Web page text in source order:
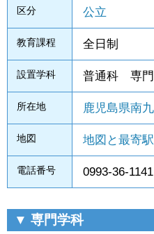
区分 公立
教育課程 全日制
設置学科 普通科 専
所在地 鹿児島県南
地図 地図と最寄駅
電話番号 0993-36-1141
▼ 専門学科